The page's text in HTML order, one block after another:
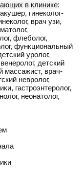
в клинике:
гинеколог-
врач узи,
флеболог,
функциональный
уролог,
детский
массажист, врач-
невролог,
гастроэнтеролог,
неонатолог,